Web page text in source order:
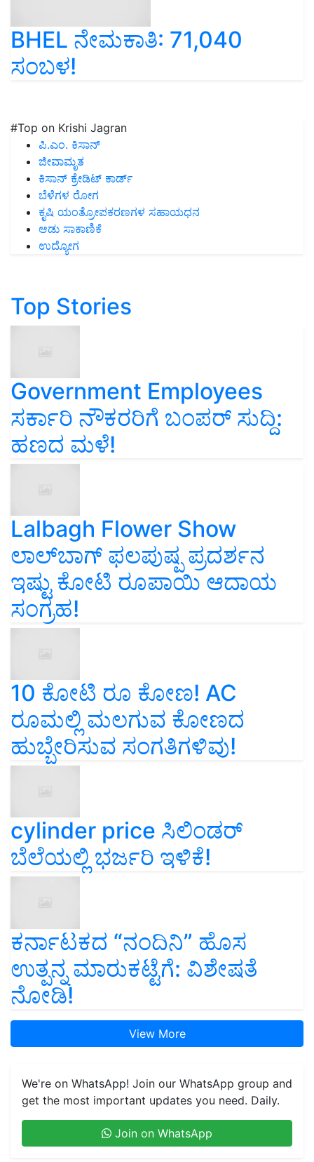
BHEL ನೇಮಕಾತಿ: 71,040
ಸಂಬಳ!
#Top on Krishi Jagran
ಪಿ.ಎಂ. ಕಿಸಾನ್
ಜೀವಾಮೃತ
ಕಿಸಾನ್ ಕ್ರೇಡಿಟ್ ಕಾರ್ಡ್
ಬೆಳೆಗಳ ರೋಗ
ಕೃಷಿ ಯಂತ್ರೋಪಕರಣಗಳ ಸಹಾಯಧನ
ಆಡು ಸಾಕಾಣಿಕೆ
ಉದ್ಯೋಗ
Top Stories
Government Employees
ಸರ್ಕಾರಿ ನೌಕರರಿಗೆ ಬಂಪರ್‌ ಸುದ್ದಿ:
ಹಣದ ಮಳೆ!
Lalbagh Flower Show
ಲಾಲ್‌ಬಾಗ್ ಫಲಪುಷ್ಪ ಪ್ರದರ್ಶನ
ಇಷ್ಟು ಕೋಟಿ ರೂಪಾಯಿ ಆದಾಯ
ಸಂಗ್ರಹ!
10 ಕೋಟಿ ರೂ ಕೋಣ! AC
ರೂಮಲ್ಲಿ ಮಲಗುವ ಕೋಣದ
ಹುಬ್ಬೇರಿಸುವ ಸಂಗತಿಗಳಿವು!
cylinder price ಸಿಲಿಂಡರ್‌
ಬೆಲೆಯಲ್ಲಿ ಭರ್ಜರಿ ಇಳಿಕೆ!
ಕರ್ನಾಟಕದ “ನಂದಿನಿ” ಹೊಸ
ಉತ್ಪನ್ನ ಮಾರುಕಟ್ಟೆಗೆ: ವಿಶೇಷತೆ
ನೋಡಿ!
View More
We're on WhatsApp! Join our WhatsApp group and
get the most important updates you need. Daily.
Join on WhatsApp